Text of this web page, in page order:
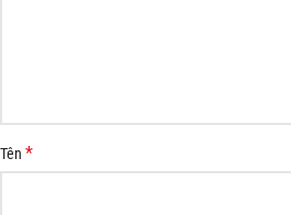
Tên *